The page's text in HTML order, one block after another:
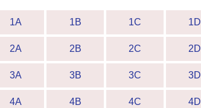
1A 1B 1C 1D
2A 2B 2C 2D
3A 3B 3C 3D
4A 4B 4C 4D